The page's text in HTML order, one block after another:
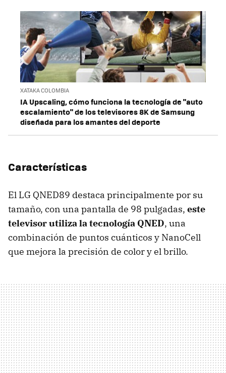
XATAKA COLOMBIA
IA Upscaling, cómo funciona la tecnología de "auto
escalamiento" de los televisores 8K de Samsung
diseñada para los amantes del deporte
Características
El LG QNED89 destaca principalmente por su
tamaño, con una pantalla de 98 pulgadas, este
televisor utiliza la tecnología QNED, una
combinación de puntos cuánticos y NanoCell
que mejora la precisión de color y el brillo.